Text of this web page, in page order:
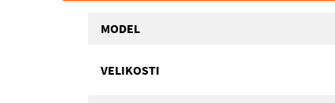
MODEL
VELIKOSTI